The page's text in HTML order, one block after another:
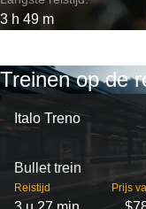
3 h 49 m
Treinen op de
Italo Treno
Bullet trein
Reistijd Prijs